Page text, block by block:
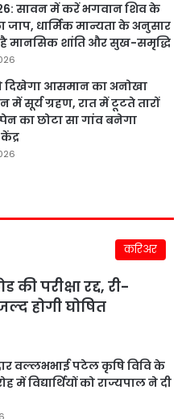
सावन में करें भगवान शिव के
जाप, धार्मिक मान्यता के अनुसार
मानसिक शांति और सुख-समृद्धि
दिखेगा आसमान का अनोखा
में सूर्य ग्रहण, रात में टूटते तारों
का छोटा सा गांव बनेगा
करिअर
परीक्षा रद्द, री-
होगी घोषित
वल्लभभाई पटेल कृषि विवि के
में विद्यार्थियों को राज्यपाल ने दी